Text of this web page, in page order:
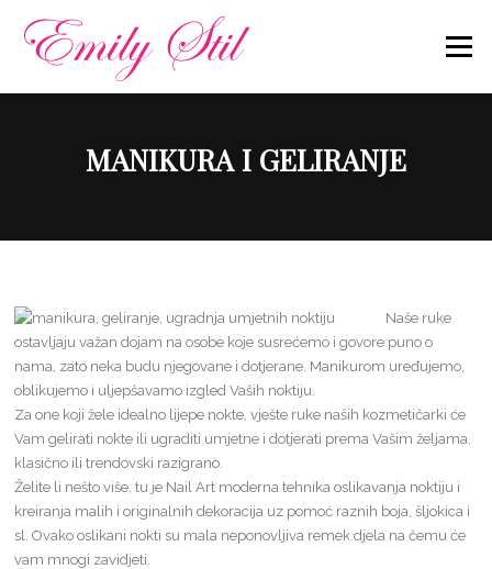
content
Menu
MANIKURA I GELIRANJE
Naše ruke
ostavljaju važan dojam na osobe koje susrećemo i govore puno o
nama, zato neka budu njegovane i dotjerane. Manikurom uređujemo,
oblikujemo i uljepšavamo izgled Vaših noktiju.
Za one koji žele idealno lijepe nokte, vješte ruke naših kozmetičarki će
Vam gelirati nokte ili ugraditi umjetne i dotjerati prema Vašim željama,
klasično ili trendovski razigrano.
Želite li nešto više, tu je Nail Art moderna tehnika oslikavanja noktiju i
kreiranja malih i originalnih dekoracija uz pomoć raznih boja, šljokica i
sl. Ovako oslikani nokti su mala neponovljiva remek djela na čemu će
vam mnogi zavidjeti.